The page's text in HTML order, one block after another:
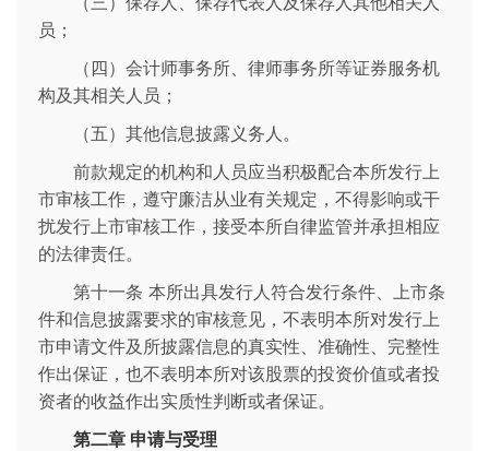
员；
（四）会计师事务所、律师事务所等证券服务机
构及其相关人员；
（五）其他信息披露义务人。
前款规定的机构和人员应当积极配合本所发行上
市审核工作，遵守廉洁从业有关规定，不得影响或干
扰发行上市审核工作，接受本所自律监管并承担相应
的法律责任。
第十一条 本所出具发行人符合发行条件、上市条
件和信息披露要求的审核意见，不表明本所对发行上
市申请文件及所披露信息的真实性、准确性、完整性
作出保证，也不表明本所对该股票的投资价值或者投
资者的收益作出实质性判断或者保证。
第二章 申请与受理